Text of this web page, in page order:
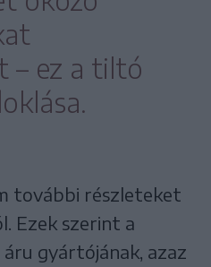
– ez a tiltó
további részleteket
Ezek szerint a
áru gyártójának, azaz